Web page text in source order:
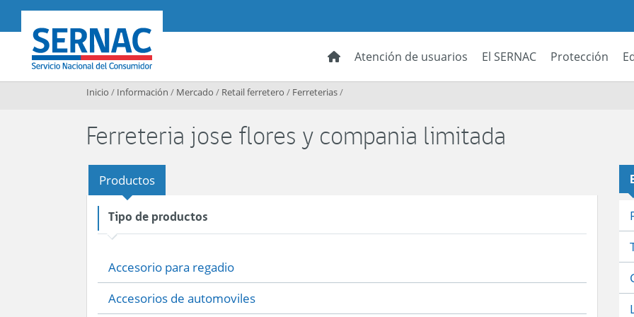
SERNAC
Atención de usuarios El SERNAC Protección
Inicio / Información / Mercado / Retail ferretero / Ferreterias/
Ferreteria jose flores y compania limitada
Productos
Tipo de productos
Accesorio para regadio
Accesorios de automoviles